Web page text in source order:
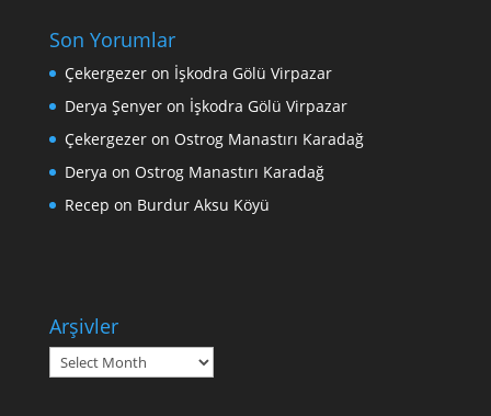
Son Yorumlar
Çekergezeron İşkodra Gölü Virpazar
Derya Şenyeron İşkodra Gölü Virpazar
Çekergezeron Ostrog Manastırı Karadağ
Derya on Ostrog Manastırı Karadağ
Recep on Burdur Aksu Köyü
Arşivler
Arşivler